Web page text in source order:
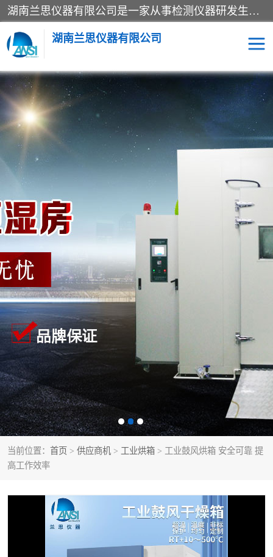
湖南兰思仪器有限公司是一家从事检测仪器研发生产销售和维修保养服务的综合型企业，产品符合国际标准可按需定制专业售前售后工程师，主要有门窗性能体验箱、门窗隔音展示箱、恒温恒湿试验箱、步入式恒温恒湿房、高低温试验箱、老化试验箱、老化试验房、恒温恒湿培养箱、水泥标准养护试验箱、电热鼓风干燥试验箱、真空干燥箱、工业烤箱、盐雾腐蚀试验箱等。
湖南兰思仪器有限公司
当前位置： 首页 > 供应商机 > 工业烘箱 > 工业鼓风烘箱 安全可靠 提
高工作效率
老化房 恒温恒湿试验箱
工业烘箱 门窗体验箱